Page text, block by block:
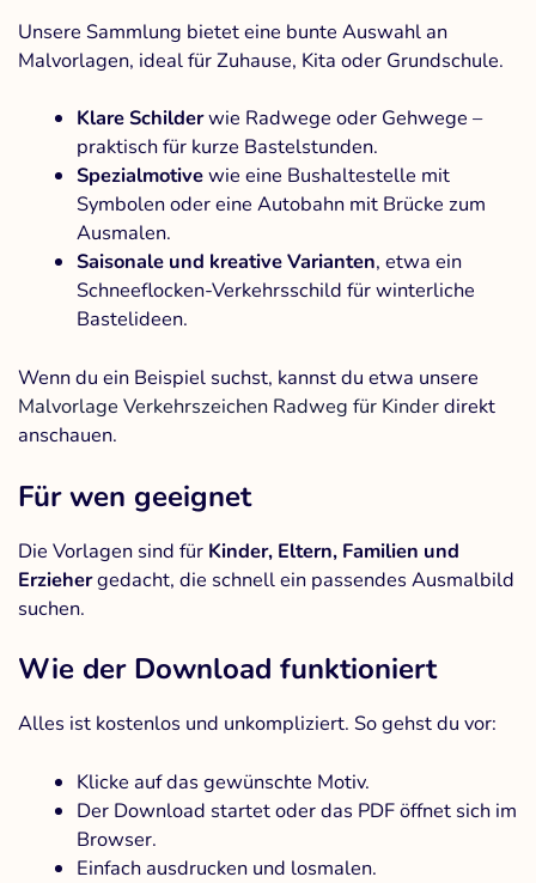
Unsere Sammlung bietet eine bunte Auswahl an
Malvorlagen, ideal für Zuhause, Kita oder Grundschule.
Klare Schilderwie Radwege oder Gehwege –
praktisch für kurze Bastelstunden.
Spezialmotivewie eine Bushaltestelle mit
Symbolen oder eine Autobahn mit Brücke zum
Ausmalen.
Saisonale und kreative Varianten, etwa ein
Schneeflocken-Verkehrsschild für winterliche
Bastelideen.
Wenn du ein Beispiel suchst, kannst du etwa unsere
Malvorlage Verkehrszeichen Radweg für Kinderdirekt
anschauen.
Für wen geeignet
Die Vorlagen sind für Kinder, Eltern, Familien und
Erziehergedacht, die schnell ein passendes Ausmalbild
suchen.
Wie der Download funktioniert
Alles ist kostenlos und unkompliziert. So gehst du vor:
Klicke auf das gewünschte Motiv.
Der Download startet oder das PDF öffnet sich im
Browser.
Einfach ausdrucken und losmalen.